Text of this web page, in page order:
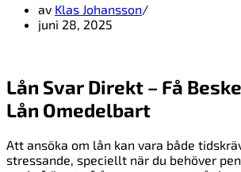
av Klas Johansson
juni 28, 2025
Lån Svar Direkt – Få
Lån Omedelbart
Att ansöka om lån kan vara både
stressande, speciellt när du behöver